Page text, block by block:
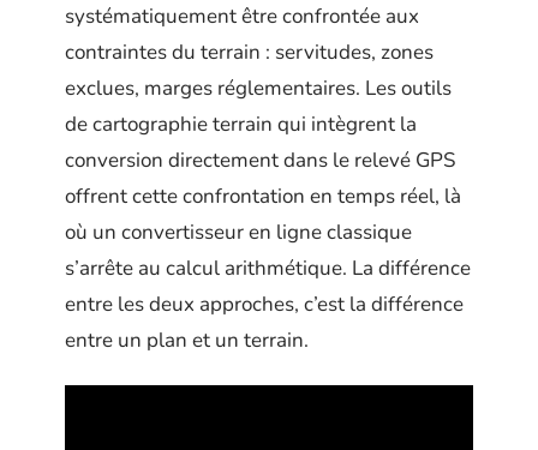
systématiquement être confrontée aux
contraintes du terrain : servitudes, zones
exclues, marges réglementaires. Les outils
de cartographie terrain qui intègrent la
conversion directement dans le relevé GPS
offrent cette confrontation en temps réel, là
où un convertisseur en ligne classique
s’arrête au calcul arithmétique. La différence
entre les deux approches, c’est la différence
entre un plan et un terrain.